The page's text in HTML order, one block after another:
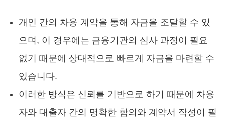
개인 간의 차용 계약을 통해 자금을 조달할 수 있
으며, 이 경우에는 금융기관의 심사 과정이 필요
없기 때문에 상대적으로 빠르게 자금을 마련할 수
있습니다.
이러한 방식은 신뢰를 기반으로 하기 때문에 차용
자와 대출자 간의 명확한 합의와 계약서 작성이 필